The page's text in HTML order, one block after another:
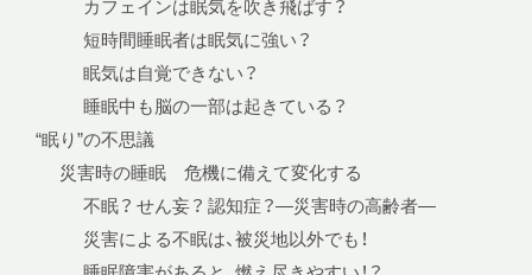
カフェインは眠気を吹き飛ばす？
短時間睡眠者は眠気に強い？
眠気は自覚できない？
睡眠中も脳の一部は起きている？
“眠り”の不思議
災害時の睡眠 危機に備えて変化する
不眠？ せん妄？ 認知症？—災害時の高齢者—
災害による不眠は、被災地以外でも！